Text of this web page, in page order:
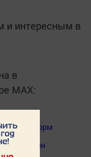
и интересным в
в
MАХ:
информ
онлайн